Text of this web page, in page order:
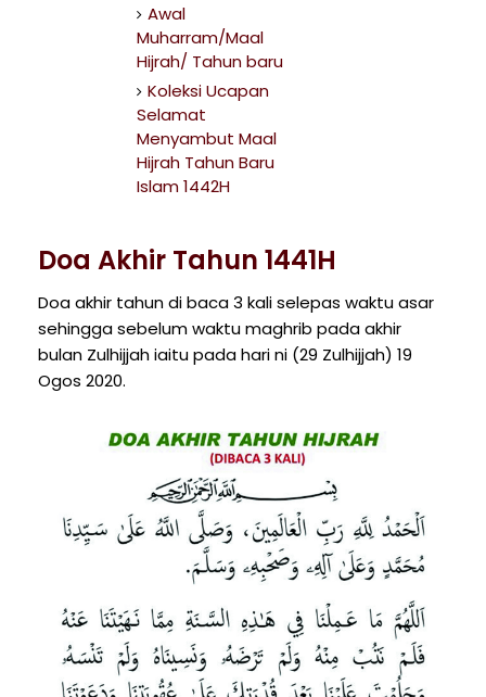
Awal
Muharram/Maal
Hijrah/ Tahun baru
Koleksi Ucapan
Selamat
Menyambut Maal
Hijrah Tahun Baru
Islam 1442H
Doa Akhir Tahun 1441H
Doa akhir tahun di baca 3 kali selepas waktu asar
sehingga sebelum waktu maghrib pada akhir
bulan Zulhijjah iaitu pada hari ni (29 Zulhijjah) 19
Ogos 2020.